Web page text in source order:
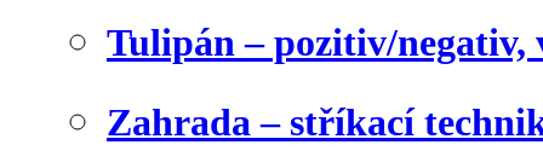
Tulipán – pozitiv/negativ,
Zahrada – stříkací